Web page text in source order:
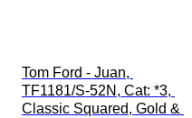
Tom Ford - Juan,
TF1181/S-52N, Cat: *3,
Classic Squared, Gold &